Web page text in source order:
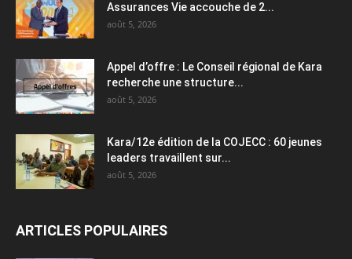
Assurances Vie accouche de 2...
août 5, 2026
Appel d’offre : Le Conseil régional de Kara
recherche une structure...
août 5, 2026
Kara/12e édition de la COJECC : 60 jeunes
leaders travaillent sur...
août 5, 2026
ARTICLES POPULAIRES